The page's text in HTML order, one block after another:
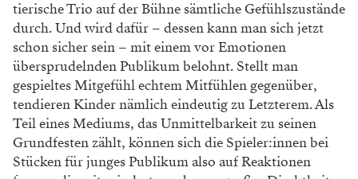
tierische Trio auf der Bühne sämtliche Gefühlszustände
durch. Und wird dafür – dessen kann man sich jetzt
schon sicher sein – mit einem vor Emotionen
übersprudelnden Publikum belohnt. Stellt man
gespieltes Mitgefühl echtem Mitfühlen gegenüber,
tendieren Kinder nämlich eindeutig zu Letzterem. Als
Teil eines Mediums, das Unmittelbarkeit zu seinen
Grundfesten zählt, können sich die Spieler:innen bei
Stücken für junges Publikum also auf Reaktionen